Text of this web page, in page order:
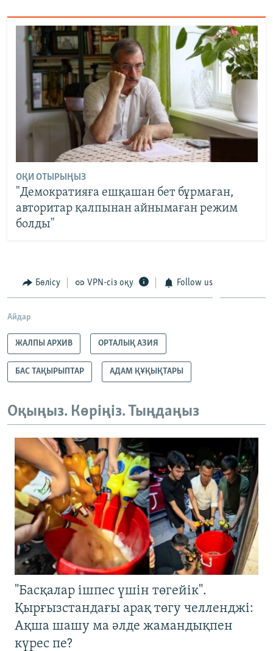
ОҚИ ОТЫРЫҢЫЗ
"Демократияға ешқашан бет бұрмаған,
авторитар қалпынан айнымаған режим
болды"
Бөлісу VPN-сіз оқу Follow us
Айдар
ЖАЛПЫ АРХИВ ОРТАЛЫҚ АЗИЯ
БАС ТАҚЫРЫПТАР АДАМ ҚҰҚЫҚТАРЫ
Оқыңыз. Көріңіз. Тыңдаңыз
"Басқалар ішпес үшін төгейік".
Қырғызстандағы арақ төгу челленджі:
Ақша шашу ма әлде жамандықпен
күрес пе?